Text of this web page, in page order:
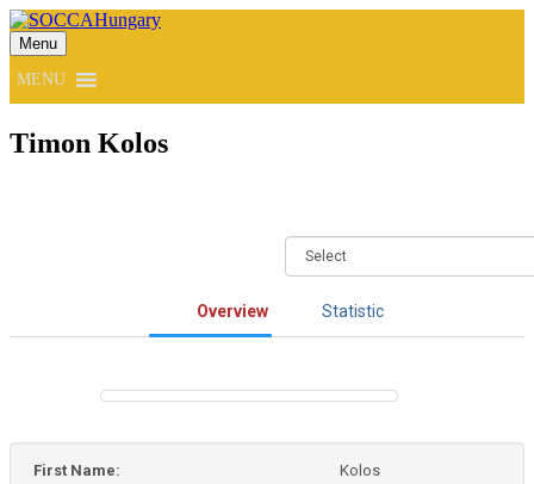
SOCCAHungary
Menu
MENU
Timon Kolos
Overview Statistic
First Name:
Kolos